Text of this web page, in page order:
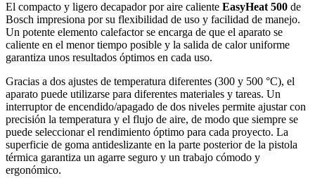
El compacto y ligero decapador por aire caliente EasyHeat 500 de
Bosch impresiona por su flexibilidad de uso y facilidad de manejo.
Un potente elemento calefactor se encarga de que el aparato se
caliente en el menor tiempo posible y la salida de calor uniforme
garantiza unos resultados óptimos en cada uso.
Gracias a dos ajustes de temperatura diferentes (300 y 500 °C), el
aparato puede utilizarse para diferentes materiales y tareas. Un
interruptor de encendido/apagado de dos niveles permite ajustar con
precisión la temperatura y el flujo de aire, de modo que siempre se
puede seleccionar el rendimiento óptimo para cada proyecto. La
superficie de goma antideslizante en la parte posterior de la pistola
térmica garantiza un agarre seguro y un trabajo cómodo y
ergonómico.